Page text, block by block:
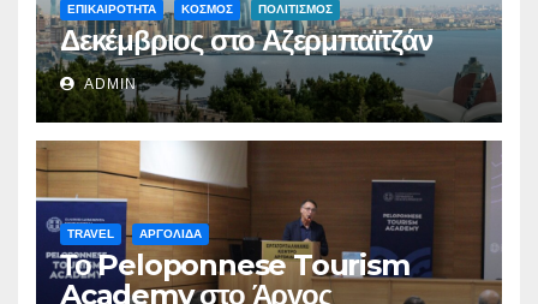
ΕΠΙΚΑΙΡΟΤΗΤΑ ΚΟΣΜΟΣ ΠΟΛΙΤΙΣΜΟΣ
Δεκέμβριος στο Αζερμπαϊτζάν
ADMIN
TRAVEL ΑΡΓΟΛΙΔΑ
Το Peloponnese Tourism
Academy στο Άργος